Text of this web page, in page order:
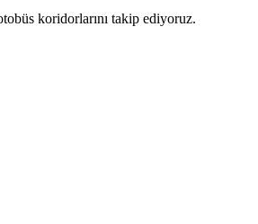
koridorlarını takip ediyoruz.